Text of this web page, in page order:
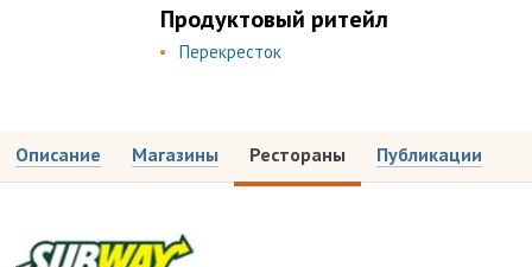
Продуктовый ритейл
Перекресток
Описание Магазины Рестораны Публикации